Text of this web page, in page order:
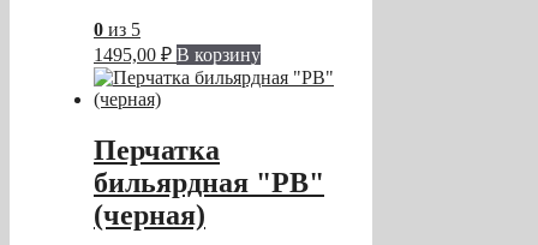
0 из 5
1495,00 ₽ В корзину
Перчатка
бильярдная "PB"
(черная)